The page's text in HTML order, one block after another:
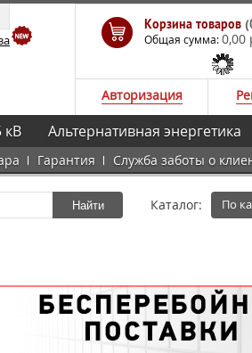
Корзина товаров
Общая сумма:0,00
Авторизация
Гарантия Служба заботы о
кВ Альтернативная энергетика
Найти Каталог: По